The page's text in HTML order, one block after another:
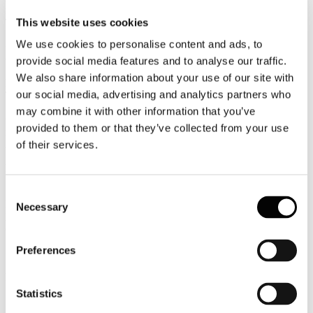
This website uses cookies
We use cookies to personalise content and ads, to
provide social media features and to analyse our traffic.
We also share information about your use of our site with
our social media, advertising and analytics partners who
may combine it with other information that you’ve
provided to them or that they’ve collected from your use
of their services.
Selection
Necessary
Preferences
Statistics
TTGITALIA
Congressuale priorità per il Governo
GUIDA VIAGGI
PALMUCCI: 2 giugno incide solo su turismo domestico
TRAVELNOSTOP
Confindustria Alberghi, PALMUCCI: Ponte 2 giugno grande
incertezza
Askanews
Islanda, troppi turisti: legge per limitare Airbnb e tutelare
Comunicati Stampa
Dichiarazione stampa